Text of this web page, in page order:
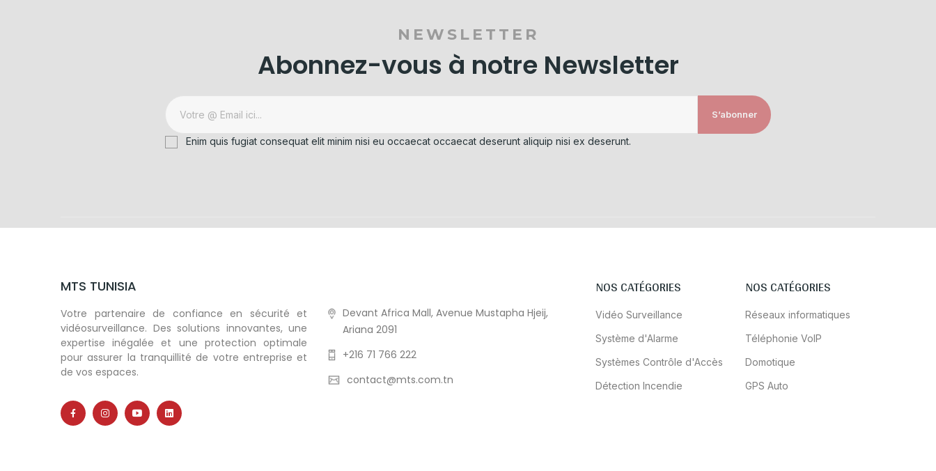
NEWSLETTER
Abonnez-vous à notre Newsletter
S’abonner
Enim quis fugiat consequat elit minim nisi eu occaecat occaecat deserunt aliquip nisi ex deserunt.
MTS TUNISIA
Votre partenaire de confiance en sécurité et
vidéosurveillance. Des solutions innovantes, une
expertise inégalée et une protection optimale
pour assurer la tranquillité de votre entreprise et
de vos espaces.
Devant Africa Mall, Avenue Mustapha Hjeij,
Ariana 2091
+216 71 766 222
contact@mts.com.tn
NOS CATÉGORIES
Vidéo Surveillance
Système d'Alarme
Systèmes Contrôle d'Accès
Détection Incendie
NOS CATÉGORIES
Réseaux informatiques
Téléphonie VoIP
Domotique
GPS Auto